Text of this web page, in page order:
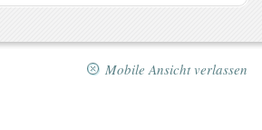
Mobile Ansicht verlassen